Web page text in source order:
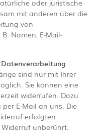
mit anderen über die
von
Namen, E-Mail-
sind nur mit Ihrer
Sie können eine
widerrufen. Dazu
E-Mail an uns. Die
erfolgten
unberührt.